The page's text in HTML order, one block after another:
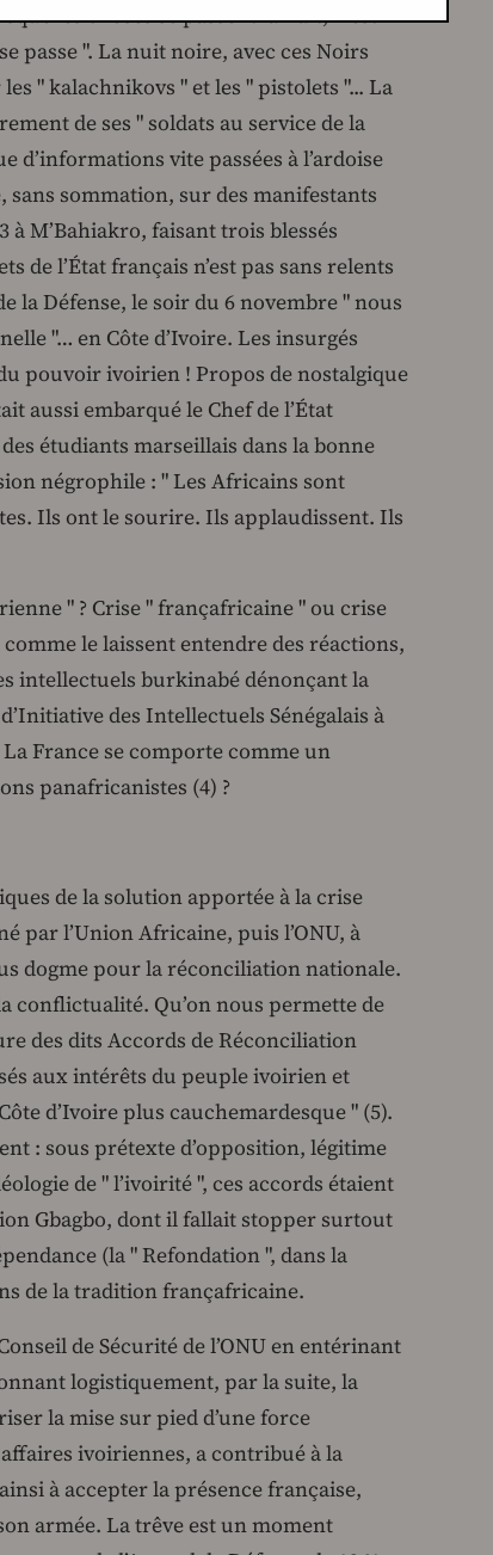
les choses se passent la nuit, il est
passe ". La nuit noire, avec ces Noirs
" kalachnikovs " et les " pistolets "... La
de ses " soldats au service de la
d’informations vite passées à l’ardoise
sans sommation, sur des manifestants
à M’Bahiakro, faisant trois blessés
de l’État français n’est pas sans relents
la Défense, le soir du 6 novembre " nous
"… en Côte d’Ivoire. Les insurgés
pouvoir ivoirien ! Propos de nostalgique
aussi embarqué le Chef de l’État
étudiants marseillais dans la bonne
négrophile : " Les Africains sont
Ils ont le sourire. Ils applaudissent. Ils
" ? Crise " françafricaine " ou crise
le laissent entendre des réactions,
intellectuels burkinabé dénonçant la
des Intellectuels Sénégalais à
La France se comporte comme un
panafricanistes (4) ?
de la solution apportée à la crise
par l’Union Africaine, puis l’ONU, à
dogme pour la réconciliation nationale.
conflictualité. Qu’on nous permette de
des dits Accords de Réconciliation
aux intérêts du peuple ivoirien et
d’Ivoire plus cauchemardesque " (5).
: sous prétexte d’opposition, légitime
de " l’ivoirité ", ces accords étaient
Gbagbo, dont il fallait stopper surtout
(la " Refondation ", dans la
de la tradition françafricaine.
de Sécurité de l’ONU en entérinant
logistiquement, par la suite, la
la mise sur pied d’une force
ivoiriennes, a contribué à la
à accepter la présence française,
armée. La trêve est un moment